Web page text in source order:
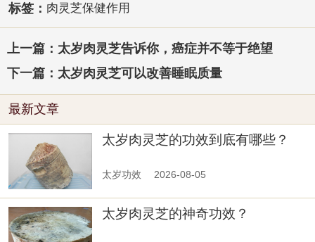
标签： 肉灵芝保健作用
上一篇：太岁肉灵芝告诉你，癌症并不等于绝望
下一篇：太岁肉灵芝可以改善睡眠质量
最新文章
太岁肉灵芝的功效到底有哪些？
太岁功效 2026-08-05
太岁肉灵芝的神奇功效？